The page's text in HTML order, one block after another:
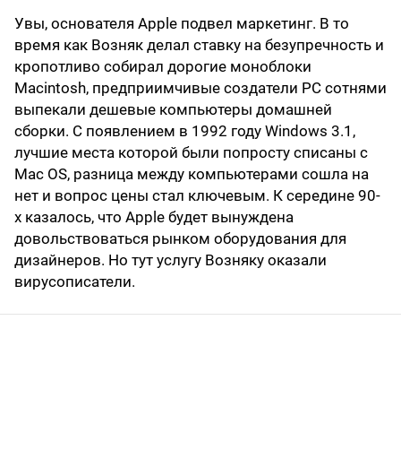
Увы, основателя Apple подвел маркетинг. В то
время как Возняк делал ставку на безупречность и
кропотливо собирал дорогие моноблоки
Macintosh, предприимчивые создатели PC сотнями
выпекали дешевые компьютеры домашней
сборки. С появлением в 1992 году Windows 3.1,
лучшие места которой были попросту списаны с
Mac OS, разница между компьютерами сошла на
нет и вопрос цены стал ключевым. К середине 90-
х казалось, что Apple будет вынуждена
довольствоваться рынком оборудования для
дизайнеров. Но тут услугу Возняку оказали
вирусописатели.